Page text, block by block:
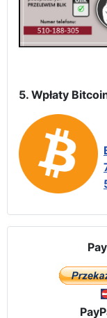
5. Wpłaty